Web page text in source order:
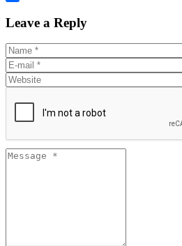
Leave a Reply